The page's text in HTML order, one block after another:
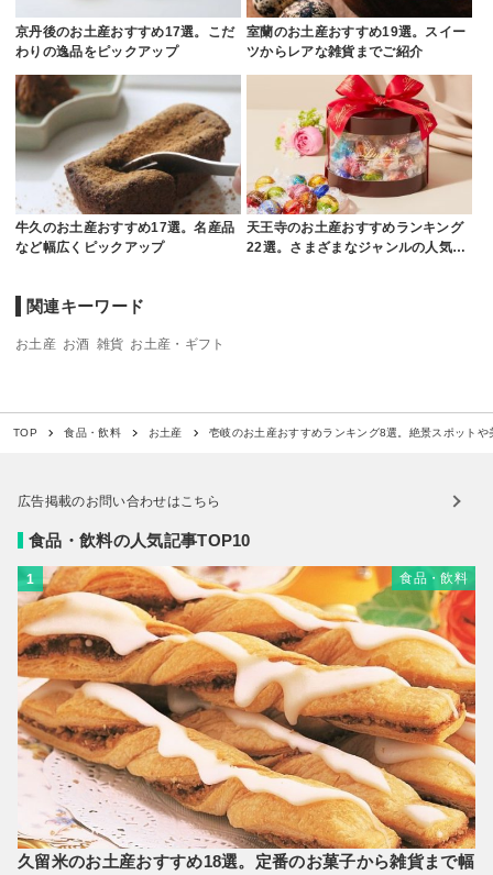
京丹後のお土産おすすめ17選。こだ
わりの逸品をピックアップ
室蘭のお土産おすすめ19選。スイー
ツからレアな雑貨までご紹介
牛久のお土産おすすめ17選。名産品
など幅広くピックアップ
天王寺のお土産おすすめランキング
22選。さまざまなジャンルの人気…
関連キーワード
お土産 お酒 雑貨 お土産・ギフト
TOP 食品・飲料 お土産 壱岐のお土産おすすめランキング8選。絶景スポットや
広告掲載のお問い合わせはこちら
食品・飲料の人気記事TOP10
1 食品・飲料
久留米のお土産おすすめ18選。定番のお菓子から雑貨まで幅